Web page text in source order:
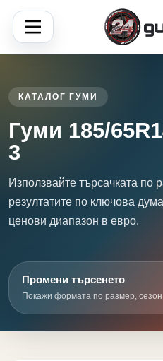
КАТАЛОГ ГУМИ
Гуми 185/
3
Използвайте търсачката по
резултатите по ключова
ценови диапазон в евро.
Промени търсенето
Покажи формата по размер,